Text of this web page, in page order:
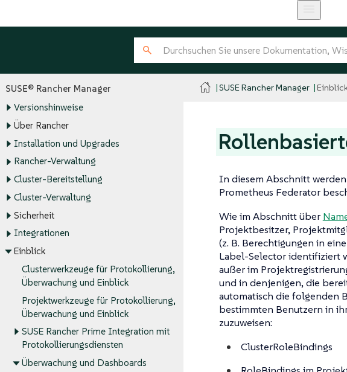
SUSE® Rancher Manager
Versionshinweise
Über Rancher
Installation und Upgrades
Rancher-Verwaltung
Cluster-Bereitstellung
Cluster-Verwaltung
Sicherheit
Integrationen
Einblick
Clusterwerkzeuge für Protokollierung,
Überwachung und Einblick
Projektwerkzeuge für Protokollierung,
Überwachung und Einblick
SUSE Rancher Prime Integration mit
Protokollierungsdiensten
Überwachung und Dashboards
SUSE Rancher Manager
In diesem Abschnitt
Prometheus Federator
Wie im Abschnitt über
Projektbesitzer,
(z. B. Berechtigungen in
Label-Selector identifiziert
außer im
und in denjenigen, die
automatisch die folgenden
bestimmten Benutzern in
zuzuweisen:
ClusterRoleBindings